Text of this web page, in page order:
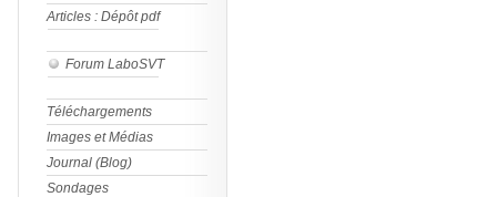
Articles : Dépôt pdf
Forum LaboSVT
Téléchargements
Images et Médias
Journal (Blog)
Sondages